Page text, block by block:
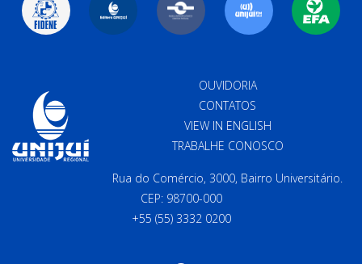
OUVIDORIA
CONTATOS
VIEW IN ENGLISH
TRABALHE CONOSCO
Rua do Comércio, 3000, Bairro Universitário.
CEP: 98700-000
+55 (55) 3332 0200